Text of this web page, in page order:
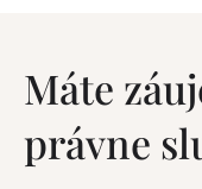
Máte
právne